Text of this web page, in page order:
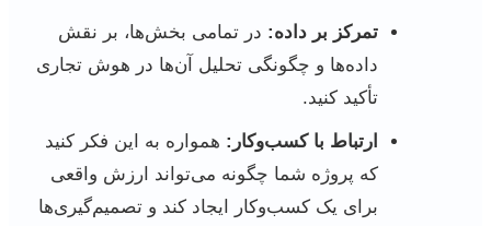
تمرکز بر داده: در تمامی بخش‌ها، بر نقش
داده‌ها و چگونگی تحلیل آن‌ها در هوش تجاری
تأکید کنید.
ارتباط با کسب‌وکار: همواره به این فکر کنید
که پروژه شما چگونه می‌تواند ارزش واقعی
برای یک کسب‌وکار ایجاد کند و تصمیم‌گیری‌ها